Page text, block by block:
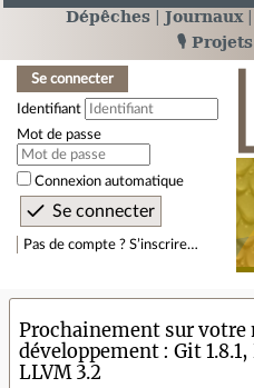
Dépêches Journaux
🎙️
Se connecter
Identifiant
Mot de passe
Connexion automatique
Pas de compte ? S’inscrire…
Prochainement sur votre
développement : Git
LLVM 3.2